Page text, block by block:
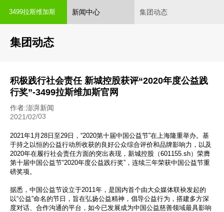
3499拉斯维加斯
官网
新闻中心 集团动态
集团动态
积极践行社会责任 新城控股获评“2020年度公益践
行奖”-3499拉斯维加斯官网
作者:澎湃新闻
03
2021/02/
2021年1月28日至29日，“2020第十届中国公益节”在上海隆重举办。基
于持之以恒的公益行动所收获的良好公众综合评价和品牌影响力，以及
2020年在履行社会责任方面的突出表现，新城控股（601155.sh）荣膺
第十届中国公益节“2020年度公益践行奖”，连续三年荣获中国公益节重
磅奖项。
据悉，中国公益节设立于2011年，是国内首个由大众媒体联袂发起的
以“公益”命名的节日，旨在弘扬公益精神，倡导公益行为，搭建多方深
度对话、合作沟通的平台，如今已发展成为中国公益慈善领域最具影响